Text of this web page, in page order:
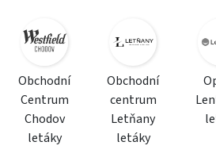
Obchodní
Centrum
Chodov
letáky
Obchodní
centrum
Letňany
letáky